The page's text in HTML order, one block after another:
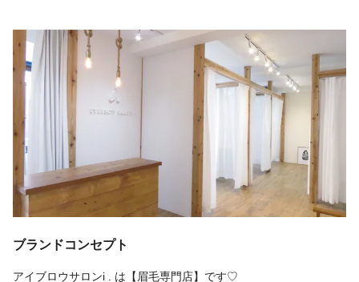
ブランドコンセプト
アイブロウサロンi . は【眉毛専門店】です♡